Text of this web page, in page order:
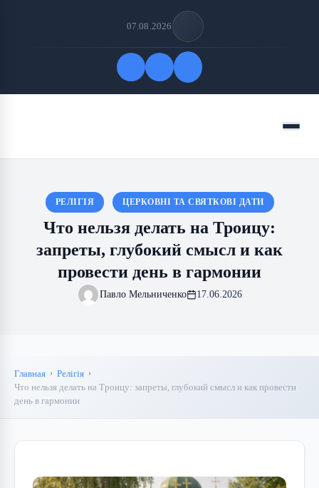
07.08.2026
Меню
РЕЛІГІЯ ЦЕРКОВНІ ТА СВЯТКОВІ ДАТИ
Что нельзя делать на Троицу:
запреты, глубокий смысл и как
провести день в гармонии
Павло Мельниченко 17.06.2026
Главная
Релігія
Что нельзя делать на Троицу: запреты, глубокий смысл и как провести
день в гармонии